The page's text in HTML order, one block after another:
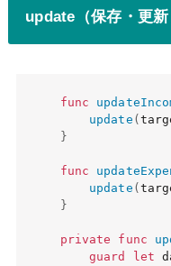
update（保存・更
func
update (
}
func
update (
}
private func
guard
let